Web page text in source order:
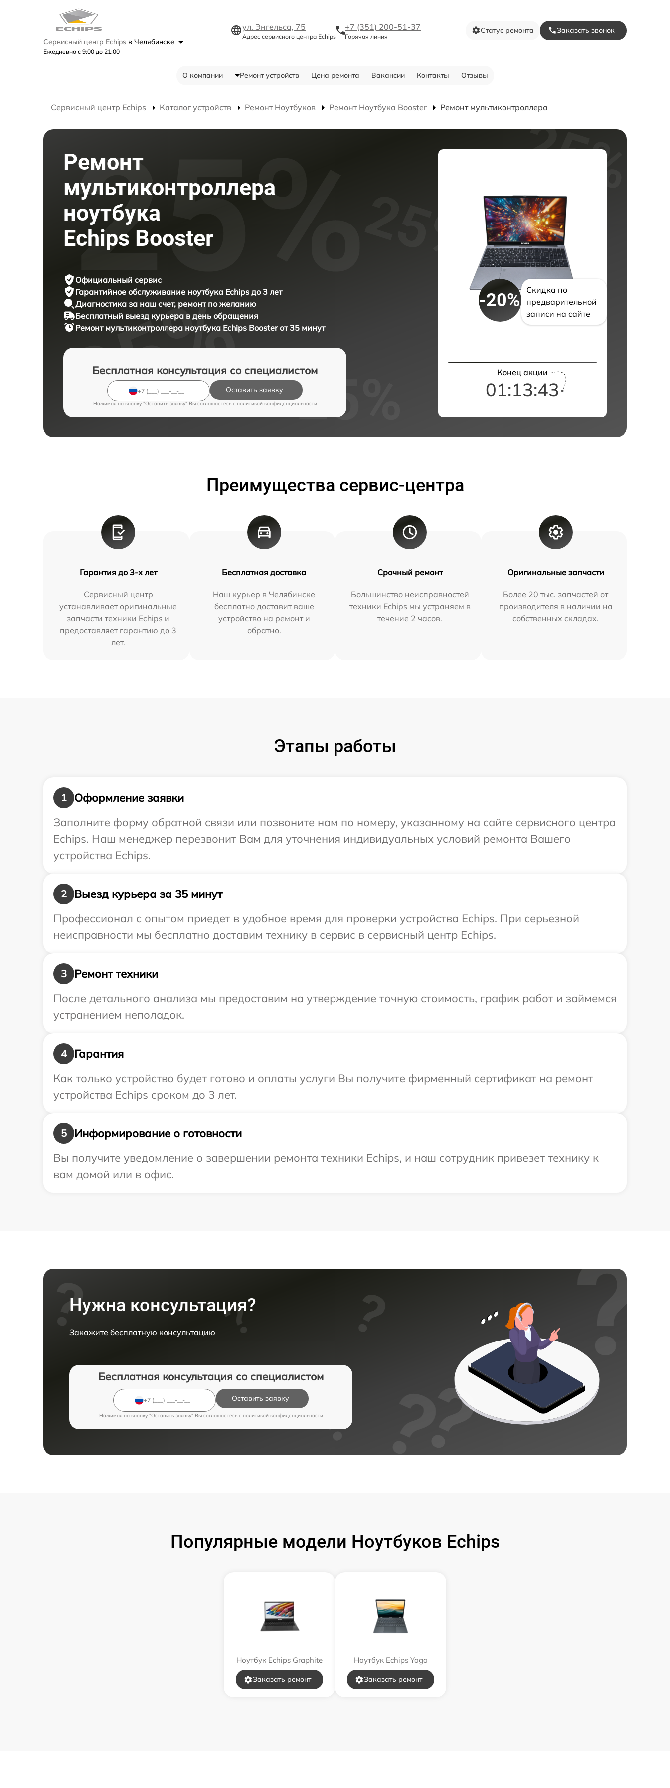
Сервисный центр Echips в Челябинске
Ежедневно с 9:00 до 21:00
ул. Энгельса, 75
Адрес сервисного центра Echips
+7 (351) 200-51-37
Горячая линия
Статус ремонта Заказать звонок
О компании Ремонт устройств Цена ремонта Вакансии Контакты Отзывы
Сервисный центр Echips Каталог устройств Ремонт Ноутбуков Ремонт Ноутбука Booster Ремонт мультиконтроллера
Ремонт
мультиконтроллера
ноутбука
Echips Booster
Официальный сервис
Гарантийное обслуживание ноутбука Echips до 3 лет
Диагностика за наш счет, ремонт по желанию
Бесплатный выезд курьера в день обращения
Ремонт мультиконтроллера ноутбука Echips Booster от 35 минут
Бесплатная консультация со специалистом
Оставить заявку
Нажимая на кнопку "Оставить заявку" Вы соглашаетесь c политикой конфиденциальности
-20%
Скидка по
предварительной
записи на сайте
Конец акции
01:13:42
Преимущества сервис-центра
Гарантия до 3-х лет
Сервисный центр
устанавливает оригинальные
запчасти техники Echips и
предоставляет гарантию до 3
лет.
Бесплатная доставка
Наш курьер в Челябинске
бесплатно доставит ваше
устройство на ремонт и
обратно.
Срочный ремонт
Большинство неисправностей
техники Echips мы устраняем в
течение 2 часов.
Оригинальные запчасти
Более 20 тыс. запчастей от
производителя в наличии на
собственных складах.
Этапы работы
1
Оформление заявки
Заполните форму обратной связи или позвоните нам по номеру, указанному на сайте сервисного центра
Echips. Наш менеджер перезвонит Вам для уточнения индивидуальных условий ремонта Вашего
устройства Echips.
2
Выезд курьера за 35 минут
Профессионал с опытом приедет в удобное время для проверки устройства Echips. При серьезной
неисправности мы бесплатно доставим технику в сервис в сервисный центр Echips.
3
Ремонт техники
После детального анализа мы предоставим на утверждение точную стоимость, график работ и займемся
устранением неполадок.
4
Гарантия
Как только устройство будет готово и оплаты услуги Вы получите фирменный сертификат на ремонт
устройства Echips сроком до 3 лет.
5
Информирование о готовности
Вы получите уведомление о завершении ремонта техники Echips, и наш сотрудник привезет технику к
вам домой или в офис.
Нужна консультация?
Закажите бесплатную консультацию
Бесплатная консультация со специалистом
Оставить заявку
Нажимая на кнопку "Оставить заявку" Вы соглашаетесь c политикой конфиденциальности
Популярные модели Ноутбуков Echips
Ноутбук Echips Graphite
Заказать ремонт
Ноутбук Echips Yoga
Заказать ремонт